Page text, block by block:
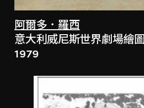
阿爾多．羅西
意大利威尼斯世界劇場繪圖
1979